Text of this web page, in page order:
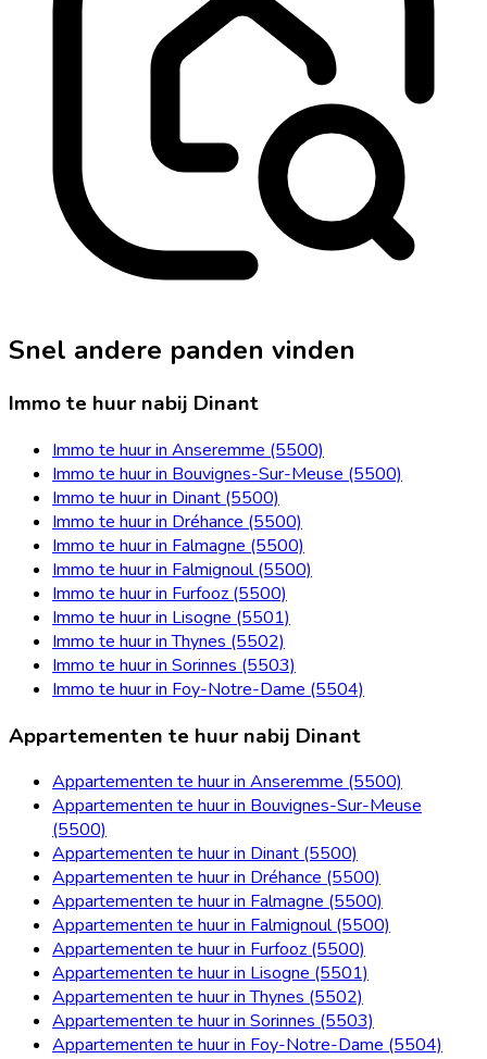
Snel andere panden vinden
Immo te huur nabij Dinant
Immo te huur in Anseremme (5500)
Immo te huur in Bouvignes-Sur-Meuse (5500)
Immo te huur in Dinant (5500)
Immo te huur in Dréhance (5500)
Immo te huur in Falmagne (5500)
Immo te huur in Falmignoul (5500)
Immo te huur in Furfooz (5500)
Immo te huur in Lisogne (5501)
Immo te huur in Thynes (5502)
Immo te huur in Sorinnes (5503)
Immo te huur in Foy-Notre-Dame (5504)
Appartementen te huur nabij Dinant
Appartementen te huur in Anseremme (5500)
Appartementen te huur in Bouvignes-Sur-Meuse
(5500)
Appartementen te huur in Dinant (5500)
Appartementen te huur in Dréhance (5500)
Appartementen te huur in Falmagne (5500)
Appartementen te huur in Falmignoul (5500)
Appartementen te huur in Furfooz (5500)
Appartementen te huur in Lisogne (5501)
Appartementen te huur in Thynes (5502)
Appartementen te huur in Sorinnes (5503)
Appartementen te huur in Foy-Notre-Dame (5504)